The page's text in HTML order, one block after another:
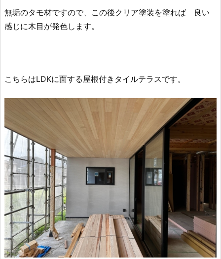
無垢のタモ材ですので、この後クリア塗装を塗れば 良い
感じに木目が発色します。
こちらはLDKに面する屋根付きタイルテラスです。